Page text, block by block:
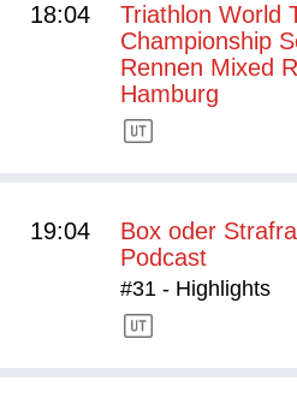
18:04
Triathlon World
Championship
Rennen Mixed
Hamburg
19:04
Box oder
Podcast
#31 - Highlights